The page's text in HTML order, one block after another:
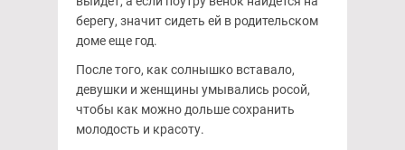
берегу, значит сидеть ей в родительском
доме еще год.
После того, как солнышко вставало,
девушки и женщины умывались росой,
чтобы как можно дольше сохранить
молодость и красоту.